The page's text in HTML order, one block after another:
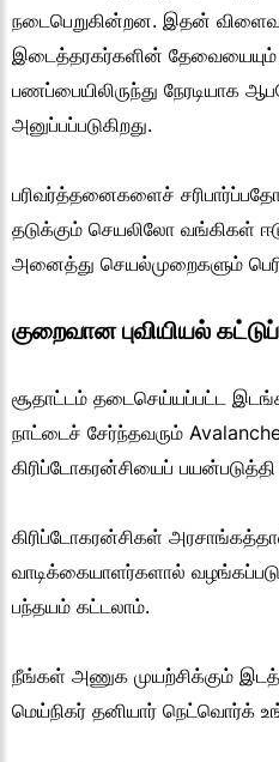
நடைபெறுகின்றன. இதன்
இடைத்தரகர்களின் தேவையையும்
பணப்பையிலிருந்து நேரடியாக
அனுப்பப்படுகிறது.
பரிவர்த்தனைகளைச்
தடுக்கும் செயலிலோ வங்கிகள்
அனைத்து செயல்முறைகளும்
குறைவான புவியியல்
சூதாட்டம் தடைசெய்யப்பட்ட
நாட்டைச் சேர்ந்தவரும்
கிரிப்டோகரன்சியைப்
கிரிப்டோகரன்சிகள்
வாடிக்கையாளர்களால்
பந்தயம் கட்டலாம்.
நீங்கள் அணுக முயற்சிக்கும்
மெய்நிகர் தனியார் நெட்வொர்க்